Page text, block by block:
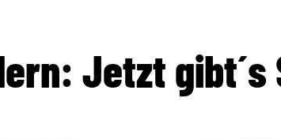
Jetzt